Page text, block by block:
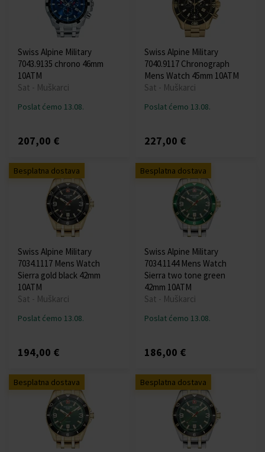
Swiss Alpine Military
7043.9135 chrono 46mm
10ATM
Sat - Muškarci
Poslat ćemo 13.08.
207,00 €
Swiss Alpine Military
7040.9117 Chronograph
Mens Watch 45mm 10ATM
Sat - Muškarci
Poslat ćemo 13.08.
227,00 €
Besplatna dostava
Swiss Alpine Military
7034.1117 Mens Watch
Sierra gold black 42mm
10ATM
Sat - Muškarci
Poslat ćemo 13.08.
194,00 €
Besplatna dostava
Swiss Alpine Military
7034.1144 Mens Watch
Sierra two tone green
42mm 10ATM
Sat - Muškarci
Poslat ćemo 13.08.
186,00 €
Besplatna dostava Besplatna dostava